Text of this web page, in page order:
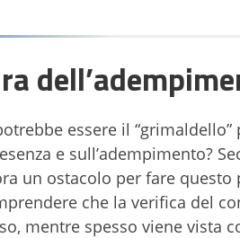
essere il
e sull’adempimento?
un ostacolo per fare
che la verifica del
mentre spesso viene vista